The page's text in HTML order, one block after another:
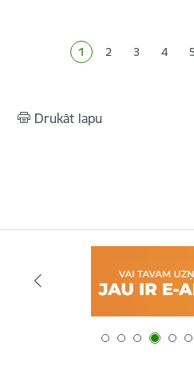
Pašreizējā lapa
1 Lapa
2 Lapa
3 Lapa
4
Drukāt lapu